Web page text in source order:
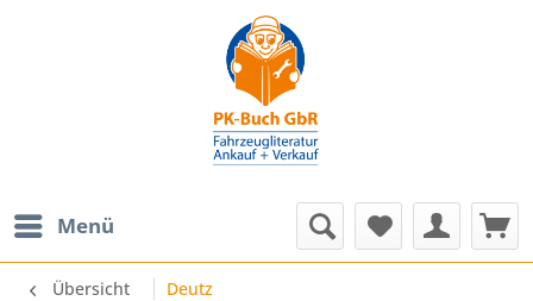
Menü
Übersicht Deutz